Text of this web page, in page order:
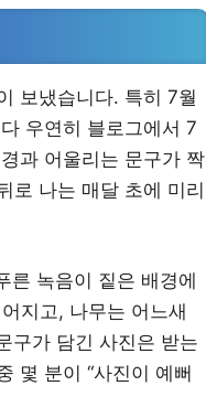
보냈습니다. 특히 7월
우연히 블로그에서 7
과 어울리는 문구가 짝
로 나는 매달 초에 미리
른 녹음이 짙은 배경에
지고, 나무는 어느새
구가 담긴 사진은 받는
몇 분이 “사진이 예뻐